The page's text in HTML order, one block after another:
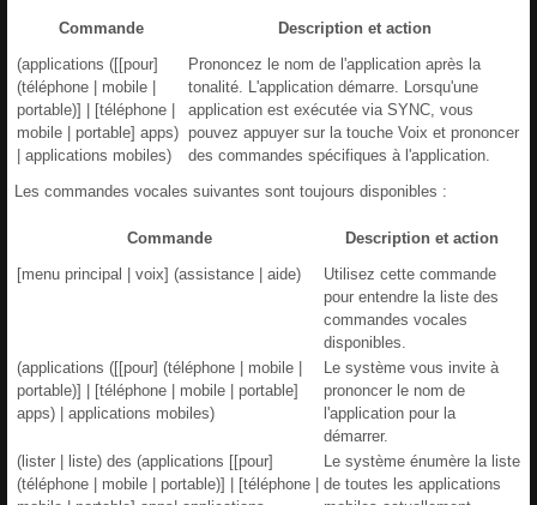
Commande
Description et action
(applications ([[pour]
(téléphone | mobile |
portable)] | [téléphone |
mobile | portable] apps)
| applications mobiles)
Prononcez le nom de l'application après la
tonalité. L'application démarre. Lorsqu'une
application est exécutée via SYNC, vous
pouvez appuyer sur la touche Voix et prononcer
des commandes spécifiques à l'application.
Les commandes vocales suivantes sont toujours disponibles :
Commande
Description et action
[menu principal | voix] (assistance | aide)
Utilisez cette commande
pour entendre la liste des
commandes vocales
disponibles.
(applications ([[pour] (téléphone | mobile |
portable)] | [téléphone | mobile | portable]
apps) | applications mobiles)
Le système vous invite à
prononcer le nom de
l'application pour la
démarrer.
(lister | liste) des (applications [[pour]
(téléphone | mobile | portable)] | [téléphone |
Le système énumère la liste
de toutes les applications